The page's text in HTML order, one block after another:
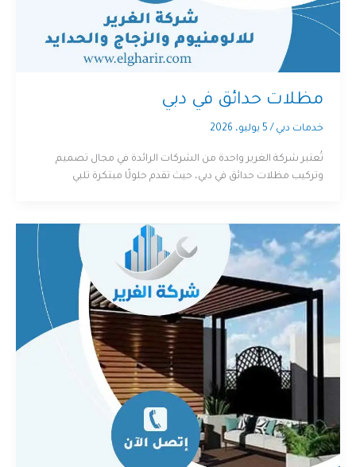
مظلات حدائق في دبي
خدمات دبي / 5 يوليو، 2026
تُعتبر شركة الغرير واحدة من الشركات الرائدة في مجال تصميم
وتركيب مظلات حدائق في دبي، حيث تقدم حلولًا مبتكرة تلبي